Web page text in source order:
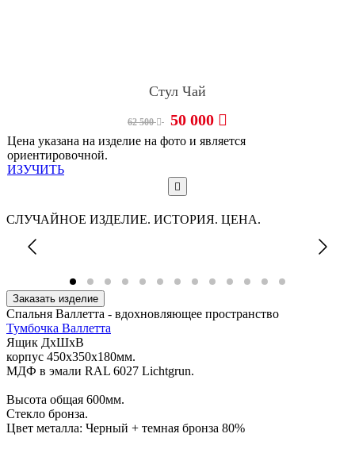
Стул Чай
62 500 50 000
Цена указана на изделие на фото и является
ориентировочной.
ИЗУЧИТЬ
СЛУЧАЙНОЕ ИЗДЕЛИЕ. ИСТОРИЯ. ЦЕНА.
Заказать изделие
Спальня Валлетта - вдохновляющее пространство
Тумбочка Валлетта
Ящик ДхШхВ
корпус 450х350х180мм.
МДФ в эмали RAL 6027 Lichtgrun.
Высота общая 600мм.
Стекло бронза.
Цвет металла: Черный + темная бронза 80%